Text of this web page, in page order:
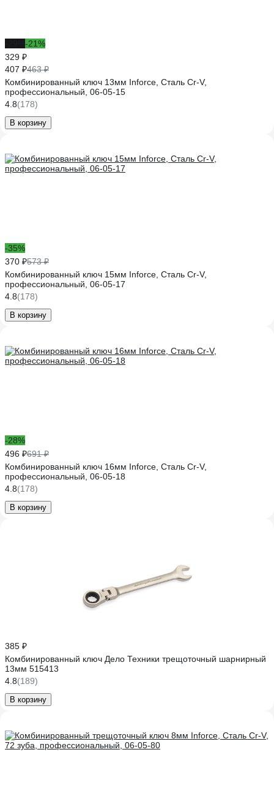
-21%
329 ₽
407 ₽463 ₽
Комбинированный ключ 13мм Inforce, Сталь Cr-V,
профессиональный, 06-05-15
4.8(178)
В корзину
-35%
370 ₽573 ₽
Комбинированный ключ 15мм Inforce, Сталь Cr-V,
профессиональный, 06-05-17
4.8(178)
В корзину
-28%
496 ₽691 ₽
Комбинированный ключ 16мм Inforce, Сталь Cr-V,
профессиональный, 06-05-18
4.8(178)
В корзину
385 ₽
Комбинированный ключ Дело Техники трещоточный шарнирный
13мм 515413
4.8(189)
В корзину